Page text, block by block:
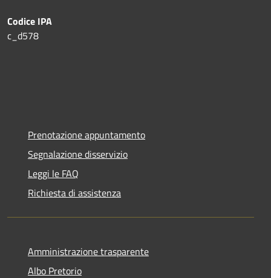
Codice IPA
c_d578
Prenotazione appuntamento
Segnalazione disservizio
Leggi le FAQ
Richiesta di assistenza
Amministrazione trasparente
Albo Pretorio